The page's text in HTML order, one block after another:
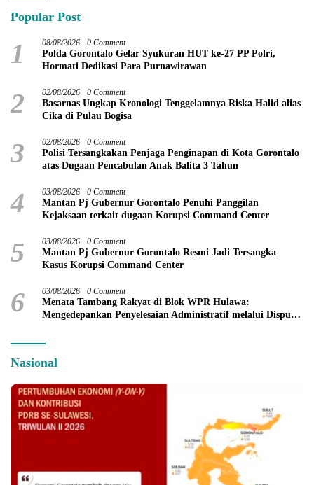
Popular Post
1 08/08/2026 0 Comment
Polda Gorontalo Gelar Syukuran HUT ke-27 PP Polri,
Hormati Dedikasi Para Purnawirawan
2 02/08/2026 0 Comment
Basarnas Ungkap Kronologi Tenggelamnya Riska Halid alias
Cika di Pulau Bogisa
3 02/08/2026 0 Comment
Polisi Tersangkakan Penjaga Penginapan di Kota Gorontalo
atas Dugaan Pencabulan Anak Balita 3 Tahun
4 03/08/2026 0 Comment
Mantan Pj Gubernur Gorontalo Penuhi Panggilan
Kejaksaan terkait dugaan Korupsi Command Center
5 03/08/2026 0 Comment
Mantan Pj Gubernur Gorontalo Resmi Jadi Tersangka
Kasus Korupsi Command Center
6 03/08/2026 0 Comment
Menata Tambang Rakyat di Blok WPR Hulawa:
Mengedepankan Penyelesaian Administratif melalui Dispute
Nasional